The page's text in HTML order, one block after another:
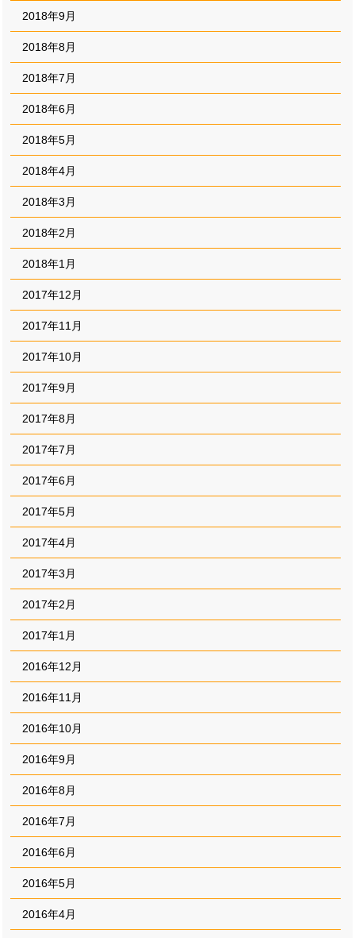
2018年9月
2018年8月
2018年7月
2018年6月
2018年5月
2018年4月
2018年3月
2018年2月
2018年1月
2017年12月
2017年11月
2017年10月
2017年9月
2017年8月
2017年7月
2017年6月
2017年5月
2017年4月
2017年3月
2017年2月
2017年1月
2016年12月
2016年11月
2016年10月
2016年9月
2016年8月
2016年7月
2016年6月
2016年5月
2016年4月